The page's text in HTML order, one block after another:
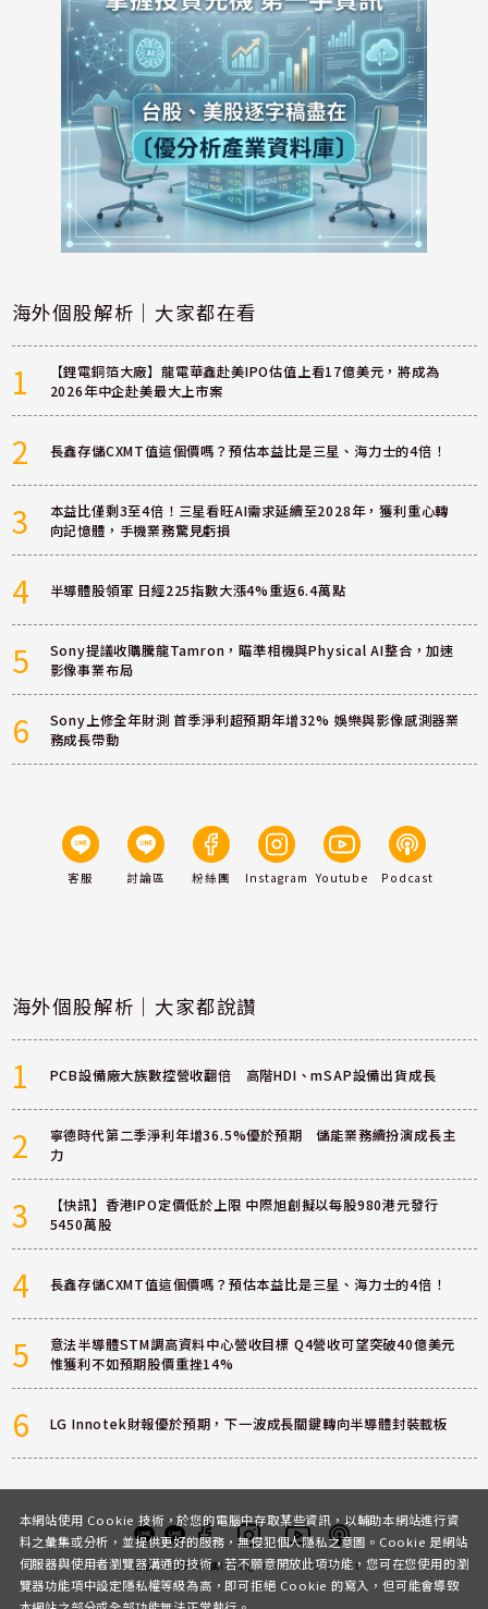
海外個股解析｜大家都在看
1
【鋰電銅箔大廠】龍電華鑫赴美IPO估值上看17億美元，將成為
2026年中企赴美最大上市案
2 長鑫存儲CXMT值這個價嗎？預估本益比是三星、海力士的4倍！
3
本益比僅剩3至4倍！三星看旺AI需求延續至2028年，獲利重心轉
向記憶體，手機業務驚見虧損
4 半導體股領軍 日經225指數大漲4%重返6.4萬點
5
Sony提議收購騰龍Tamron，瞄準相機與Physical AI整合，加速
影像事業布局
6
Sony上修全年財測 首季淨利超預期年增32% 娛樂與影像感測器業
務成長帶動
客服 討論區 粉絲團 Instagram Youtube Podcast
海外個股解析｜大家都說讚
1 PCB設備廠大族數控營收翻倍 高階HDI、mSAP設備出貨成長
2
寧德時代第二季淨利年增36.5%優於預期 儲能業務續扮演成長主
力
3
【快訊】香港IPO定價低於上限 中際旭創擬以每股980港元發行
5450萬股
4 長鑫存儲CXMT值這個價嗎？預估本益比是三星、海力士的4倍！
5
意法半導體STM調高資料中心營收目標 Q4營收可望突破40億美元
惟獲利不如預期股價重挫14%
6 LG Innotek財報優於預期，下一波成長關鍵轉向半導體封裝載板
客服 討論區粉絲團InstagramYoutubePodcast
本網站使用 Cookie 技術，於您的電腦中存取某些資訊，以輔助本網站進行資
料之彙集或分析，並提供更好的服務，無侵犯個人隱私之意圖。Cookie 是網站
伺服器與使用者瀏覽器溝通的技術，若不願意開放此項功能，您可在您使用的瀏
覽器功能項中設定隱私權等級為高，即可拒絕 Cookie 的寫入，但可能會導致